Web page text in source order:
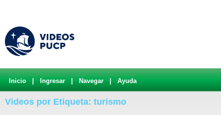
Inicio Ingresar Navegar Ayuda
Videos por Etiqueta: turismo